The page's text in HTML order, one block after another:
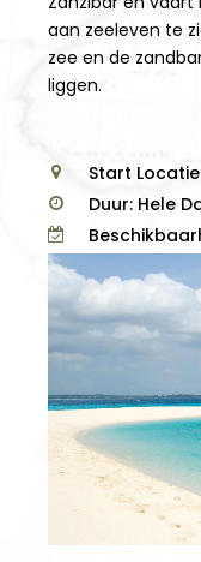
aan zeeleven te
zee en de
liggen.
Start
Duur: Hele